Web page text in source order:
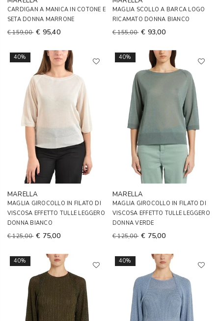
CARDIGAN A MANICA IN COTONE E
SETA DONNA MARRONE
€ 159,00 € 95,40
MAGLIA SCOLLO A BARCA LOGO
RICAMATO DONNA BIANCO
€ 155,00 € 93,00
40%
MARELLA
MAGLIA GIROCOLLO IN FILATO DI
VISCOSA EFFETTO TULLE LEGGERO
DONNA BIANCO
€ 125,00 € 75,00
40%
MARELLA
MAGLIA GIROCOLLO IN FILATO DI
VISCOSA EFFETTO TULLE LEGGERO
DONNA VERDE
€ 125,00 € 75,00
40% 40%